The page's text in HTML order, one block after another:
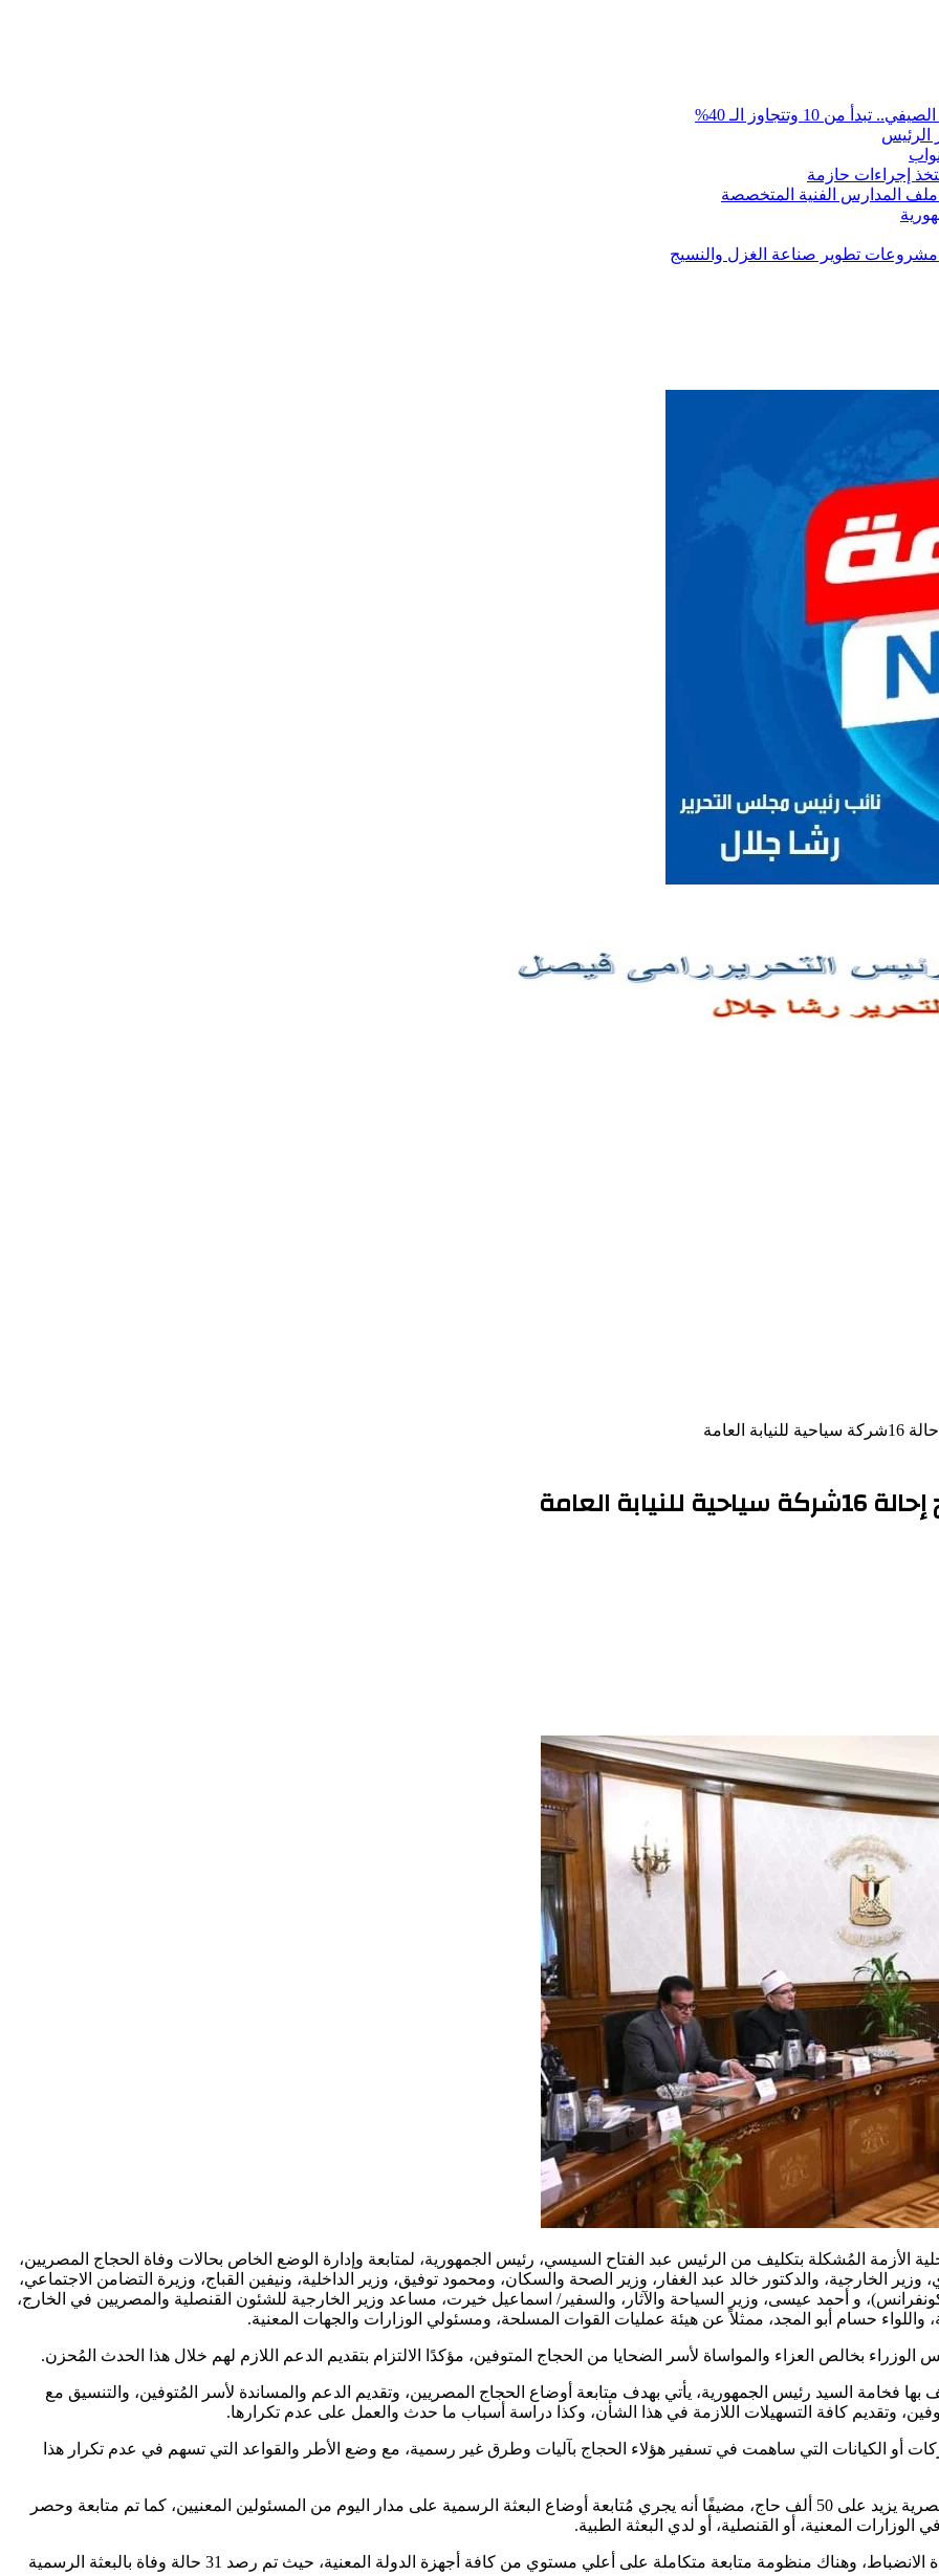
10 وتتجاوز الـ 40%
الرئيس
إجراءات حازمة
المدارس الفنية المتخصصة
مشروعات تطوير صناعة الغزل والنسيج
العامة
المُشكلة بتكليف من الرئيس عبد الفتاح السيسي، رئيس الجمهورية، لمتابعة وإدارة الوضع الخاص بحالات وفاة الحجاج المصريين،
الخارجية، والدكتور خالد عبد الغفار، وزير الصحة والسكان، ومحمود توفيق، وزير الداخلية، ونيفين القباج، وزيرة التضامن الاجتماعي،
و أحمد عيسى، وزير السياحة والآثار، والسفير/ اسماعيل خيرت، مساعد وزير الخارجية للشئون القنصلية والمصريين في الخارج،
واللواء حسام أبو المجد، ممثلاً عن هيئة عمليات القوات المسلحة، ومسئولي الوزارات والجهات المعنية.
بخالص العزاء والمواساة لأسر الضحايا من الحجاج المتوفين، مؤكدًا الالتزام بتقديم الدعم اللازم لهم خلال هذا الحدث المُحزن.
بها فخامة السيد رئيس الجمهورية، يأتي بهدف متابعة أوضاع الحجاج المصريين، وتقديم الدعم والمساندة لأسر المُتوفين، والتنسيق مع
وتقديم كافة التسهيلات اللازمة في هذا الشأن، وكذا دراسة أسباب ما حدث والعمل على عدم تكرارها.
أو الكيانات التي ساهمت في تسفير هؤلاء الحجاج بآليات وطرق غير رسمية، مع وضع الأطر والقواعد التي تسهم في عدم تكرار هذا
ونوّه الدكتور مصطفى مدبولي، إلى أن إجمالي عدد البعثة الرسمية المصرية يزيد على 50 ألف حاج، مضيفًا أنه يجري مُتابعة أوضاع البعثة الرسمية على مدار اليوم من المسئولين المعنيين، كما تم متابعة وحصر
المعنية، أو القنصلية، أو لدي البعثة الطبية.
وفي هذا الصدد، أكد رئيس الوزراء، أن الأمور في البعثة الرسمية شديدة الانضباط، وهناك منظومة متابعة متكاملة على أعلي مستوي من كافة أجهزة الدولة المعنية، حيث تم رصد 31 حالة وفاة بالبعثة الرسمية